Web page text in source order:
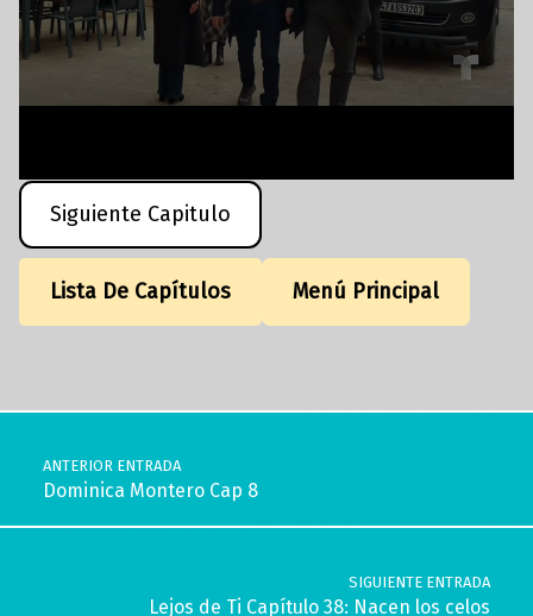
Siguiente Capitulo
Lista De Capítulos Menú Principal
Navegación de entradas
ANTERIOR ENTRADA
Dominica Montero Cap 8
SIGUIENTE ENTRADA
Lejos de Ti Capítulo 38: Nacen los celos